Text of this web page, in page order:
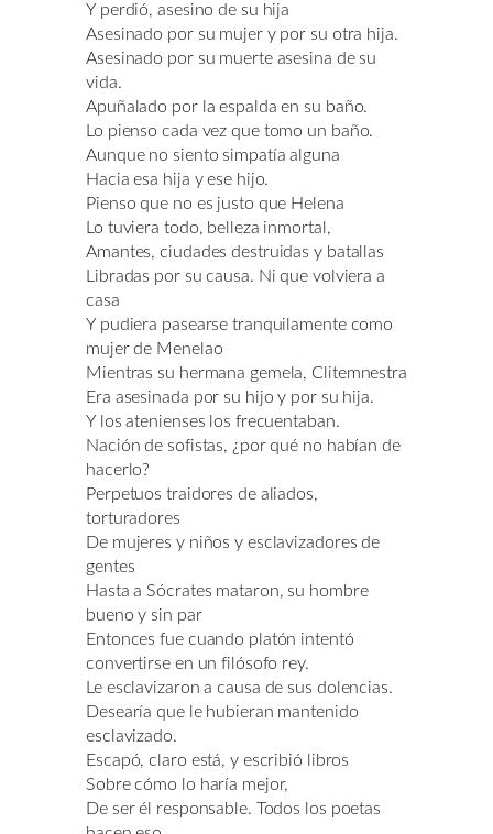
Y perdió, asesino de su hija
Asesinado por su mujer y por su otra hija.
Asesinado por su muerte asesina de su
vida.
Apuñalado por la espalda en su baño.
Lo pienso cada vez que tomo un baño.
Aunque no siento simpatía alguna
Hacia esa hija y ese hijo.
Pienso que no es justo que Helena
Lo tuviera todo, belleza inmortal,
Amantes, ciudades destruidas y batallas
Libradas por su causa. Ni que volviera a
casa
Y pudiera pasearse tranquilamente como
mujer de Menelao
Mientras su hermana gemela, Clitemnestra
Era asesinada por su hijo y por su hija.
Y los atenienses los frecuentaban.
Nación de sofistas, ¿por qué no habían de
hacerlo?
Perpetuos traidores de aliados,
torturadores
De mujeres y niños y esclavizadores de
gentes
Hasta a Sócrates mataron, su hombre
bueno y sin par
Entonces fue cuando platón intentó
convertirse en un filósofo rey.
Le esclavizaron a causa de sus dolencias.
Desearía que le hubieran mantenido
esclavizado.
Escapó, claro está, y escribió libros
Sobre cómo lo haría mejor,
De ser él responsable. Todos los poetas